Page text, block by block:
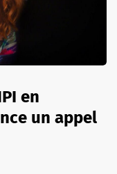
en
un appel